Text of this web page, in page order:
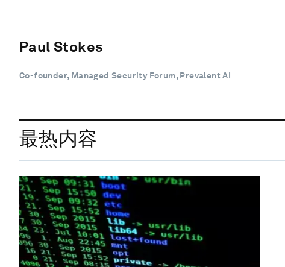
Paul Stokes
Co-founder, Managed Security Forum, Prevalent AI
最热内容